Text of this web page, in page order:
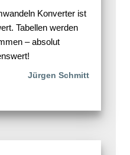
Konverter ist
Tabellen werden
– absolut
Jürgen Schmitt